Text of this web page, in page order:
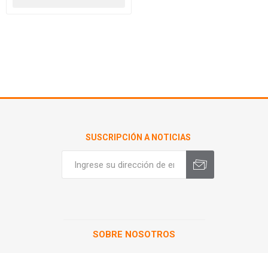
SUSCRIPCIÓN A NOTICIAS
SOBRE NOSOTROS